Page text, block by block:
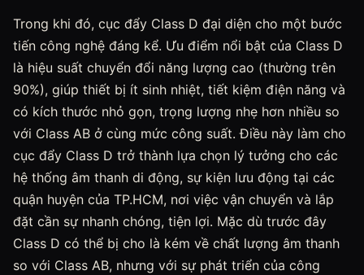
Trong khi đó, cục đẩy Class D đại diện cho một bước
tiến công nghệ đáng kể. Ưu điểm nổi bật của Class D
là hiệu suất chuyển đổi năng lượng cao (thường trên
90%), giúp thiết bị ít sinh nhiệt, tiết kiệm điện năng và
có kích thước nhỏ gọn, trọng lượng nhẹ hơn nhiều so
với Class AB ở cùng mức công suất. Điều này làm cho
cục đẩy Class D trở thành lựa chọn lý tưởng cho các
hệ thống âm thanh di động, sự kiện lưu động tại các
quận huyện của TP.HCM, nơi việc vận chuyển và lắp
đặt cần sự nhanh chóng, tiện lợi. Mặc dù trước đây
Class D có thể bị cho là kém về chất lượng âm thanh
so với Class AB, nhưng với sự phát triển của công